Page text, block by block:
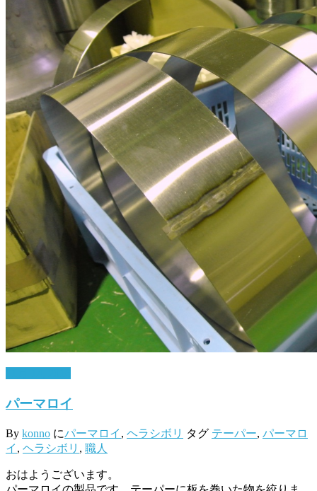
パーマロイ
By konno にパーマロイ , ヘラシボリ タグ テーパー, パーマロ
イ , ヘラシボリ , 職人
おはようございます。